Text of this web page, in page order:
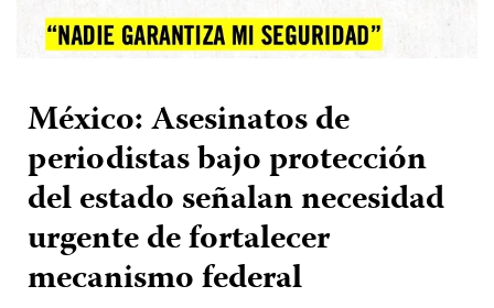
México: Asesinatos de
periodistas bajo protección
del estado señalan necesidad
urgente de fortalecer
mecanismo federal